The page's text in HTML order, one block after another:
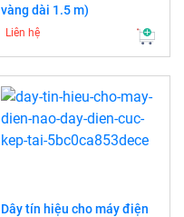
vàng dài 1.5 m)
Liên hệ
Dây tín hiệu cho máy điện